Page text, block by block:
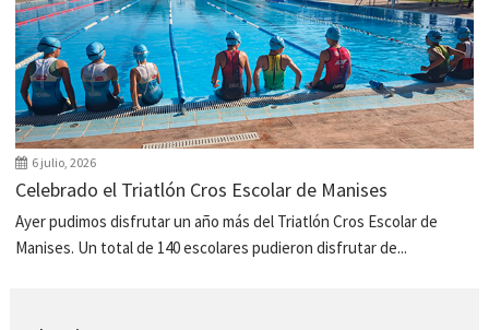
6 julio, 2026
Celebrado el Triatlón Cros Escolar de Manises
Ayer pudimos disfrutar un año más del Triatlón Cros Escolar de
Manises. Un total de 140 escolares pudieron disfrutar de...